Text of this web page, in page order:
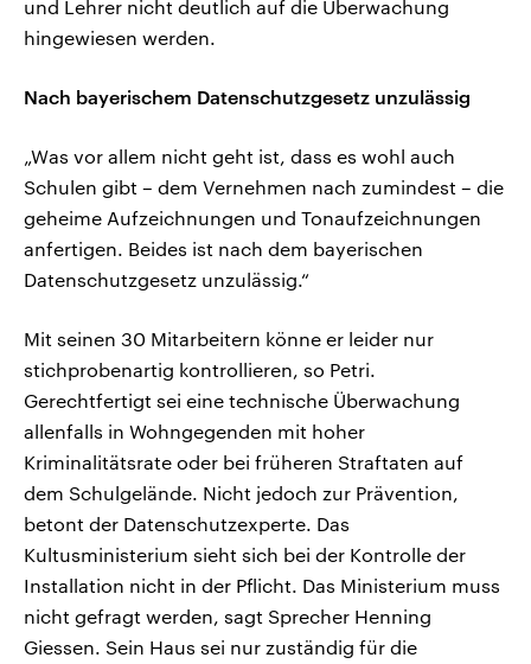
und Lehrer nicht deutlich auf die Überwachung
hingewiesen werden.
Nach bayerischem Datenschutzgesetz unzulässig
„Was vor allem nicht geht ist, dass es wohl auch
Schulen gibt – dem Vernehmen nach zumindest – die
geheime Aufzeichnungen und Tonaufzeichnungen
anfertigen. Beides ist nach dem bayerischen
Datenschutzgesetz unzulässig.“
Mit seinen 30 Mitarbeitern könne er leider nur
stichprobenartig kontrollieren, so Petri.
Gerechtfertigt sei eine technische Überwachung
allenfalls in Wohngegenden mit hoher
Kriminalitätsrate oder bei früheren Straftaten auf
dem Schulgelände. Nicht jedoch zur Prävention,
betont der Datenschutzexperte. Das
Kultusministerium sieht sich bei der Kontrolle der
Installation nicht in der Pflicht. Das Ministerium muss
nicht gefragt werden, sagt Sprecher Henning
Giessen. Sein Haus sei nur zuständig für die